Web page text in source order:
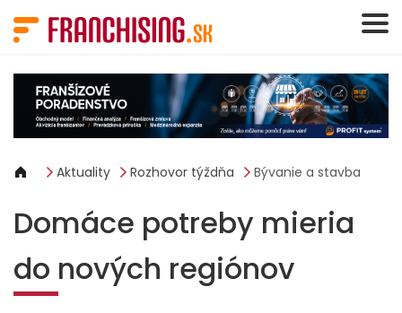
Aktuality Rozhovor týždňa Bývanie a stavba
Domáce potreby mieria
do nových regiónov